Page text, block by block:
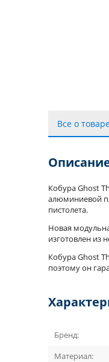
Все о
Кобура Ghost
алюминиевой
пистолета.
Новая
изготовлен из
Кобура Ghost
поэтому он
Бренд:
Материал: